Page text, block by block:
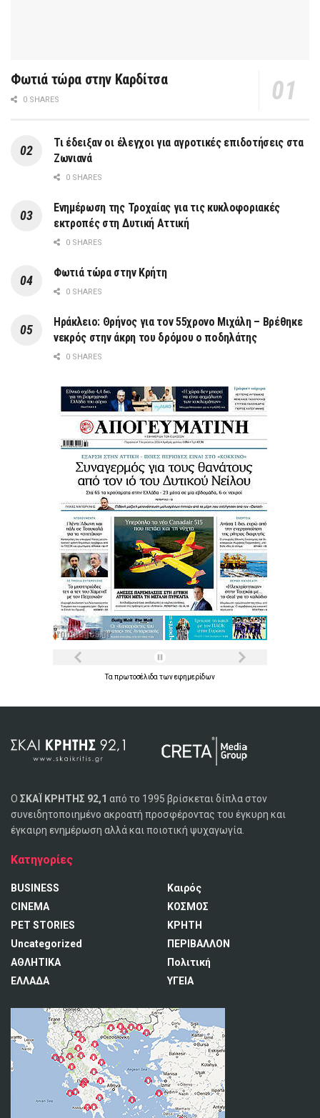
Φωτιά τώρα στην Καρδίτσα
0 SHARES
Τι έδειξαν οι έλεγχοι για αγροτικές επιδοτήσεις στα
Ζωνιανά
0 SHARES
Ενημέρωση της Τροχαίας για τις κυκλοφοριακές
εκτροπές στη Δυτική Αττική
0 SHARES
Φωτιά τώρα στην Κρήτη
0 SHARES
Ηράκλειο: Θρήνος για τον 55χρονο Μιχάλη – Βρέθηκε
νεκρός στην άκρη του δρόμου ο ποδηλάτης
0 SHARES
Τα πρωτοσέλιδα τωνεφημερίδων
Ο ΣΚΑΪ ΚΡΗΤΗΣ 92,1 από το 1995 βρίσκεται δίπλα στον
συνειδητοποιημένο ακροατή προσφέροντας του έγκυρη και
έγκαιρη ενημέρωση αλλά και ποιοτική ψυχαγωγία.
Κατηγορίες
BUSINESS
CINEMA
PET STORIES
Uncategorized
ΑΘΛΗΤΙΚΑ
ΕΛΛΑΔΑ
Καιρός
ΚΟΣΜΟΣ
ΚΡΗΤΗ
ΠΕΡΙΒΑΛΛΟΝ
Πολιτική
ΥΓΕΙΑ